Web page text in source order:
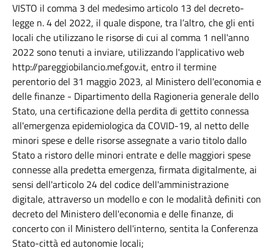
VISTO il comma 3 del medesimo articolo 13 del decreto-
legge n. 4 del 2022, il quale dispone, tra l’altro, che gli enti
locali che utilizzano le risorse di cui al comma 1 nell'anno
2022 sono tenuti a inviare, utilizzando l'applicativo web
http://pareggiobilancio.mef.gov.it, entro il termine
perentorio del 31 maggio 2023, al Ministero dell'economia e
delle finanze - Dipartimento della Ragioneria generale dello
Stato, una certificazione della perdita di gettito connessa
all'emergenza epidemiologica da COVID-19, al netto delle
minori spese e delle risorse assegnate a vario titolo dallo
Stato a ristoro delle minori entrate e delle maggiori spese
connesse alla predetta emergenza, firmata digitalmente, ai
sensi dell'articolo 24 del codice dell'amministrazione
digitale, attraverso un modello e con le modalità definiti con
decreto del Ministero dell'economia e delle finanze, di
concerto con il Ministero dell'interno, sentita la Conferenza
Stato-città ed autonomie locali;